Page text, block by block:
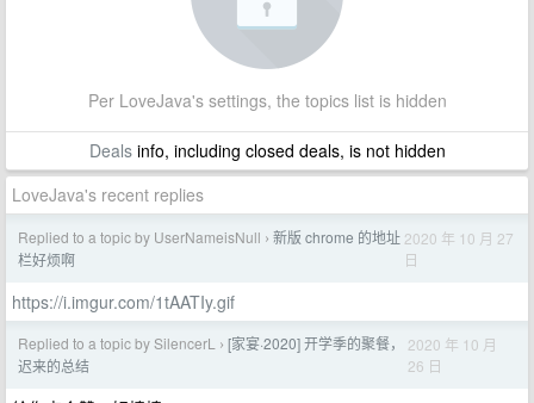
Per LoveJava's settings, the topics list is hidden
Dealsinfo, including closed deals, is not hidden
LoveJava's recent replies
Replied to a topic by UserNameisNull › 新版 chrome 的地址
栏好烦啊
2020 年 10 月 27
日
https://i.imgur.com/1tAATIy.gif
Replied to a topic by SilencerL › [家宴·2020] 开学季的聚餐，
迟来的总结
2020 年 10 月
26 日